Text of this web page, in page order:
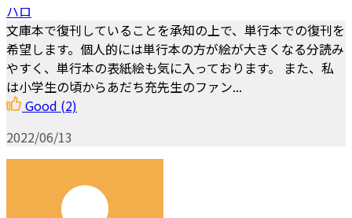
ハロ
文庫本で復刊していることを承知の上で、単行本での復刊を
希望します。個人的には単行本の方が絵が大きくなる分読み
やすく、単行本の表紙絵も気に入っております。 また、私
は小学生の頃からあだち充先生のファン...
Good (2)
2022/06/13